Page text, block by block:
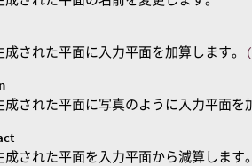
成された平面に入力平面を加算します。
成された平面に写真のように入力平面を
成された平面を入力平面から減算します。